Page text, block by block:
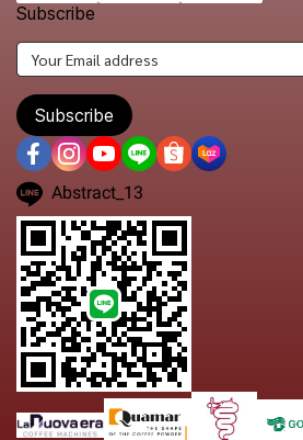
Subscribe
Subscribe
Abstract_13